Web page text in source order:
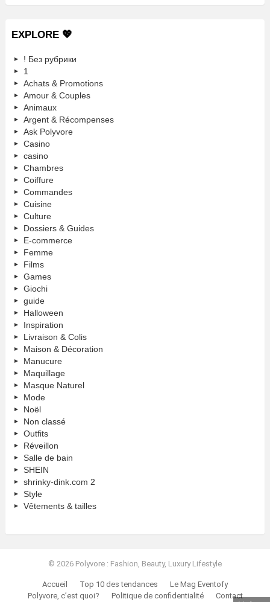
EXPLORE 💖
! Без рубрики
1
Achats & Promotions
Amour & Couples
Animaux
Argent & Récompenses
Ask Polyvore
Casino
casino
Chambres
Coiffure
Commandes
Cuisine
Culture
Dossiers & Guides
E-commerce
Femme
Films
Games
Giochi
guide
Halloween
Inspiration
Livraison & Colis
Maison & Décoration
Manucure
Maquillage
Masque Naturel
Mode
Noël
Non classé
Outfits
Réveillon
Salle de bain
SHEIN
shrinky-dink.com 2
Style
Vêtements & tailles
© 2026 Polyvore : Fashion, Beauty, Luxury Lifestyle
Accueil Top 10 des tendances
Le Mag Eventofy
Polyvore, c’est quoi?
Politique de confidentialité Contact